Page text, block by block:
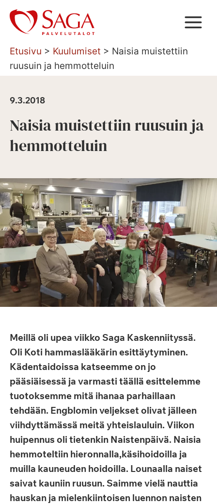
Siirry
sisältöön
Etusivu > Kuulumiset > Naisia muistettiin
ruusuin ja hemmotteluin
9.3.2018
Naisia muistettiin ruusuin ja
hemmotteluin
Meillä oli upea viikko Saga Kaskenniityssä.
Oli Koti hammaslääkärin esittäytyminen.
Kädentaidoissa katseemme on jo
pääsiäisessä ja varmasti täällä esittelemme
tuotoksemme mitä ihanaa parhaillaan
tehdään. Engblomin veljekset olivat jälleen
viihdyttämässä meitä yhteislauluin. Viikon
huipennus oli tietenkin Naistenpäivä. Naisia
hemmoteltiin hieronnalla,käsihoidoilla ja
muilla kauneuden hoidoilla. Lounaalla naiset
saivat kauniin ruusun. Saimme vielä nauttia
hauskan ja mielenkiintoisen luennon naisten